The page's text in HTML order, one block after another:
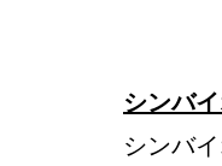
シンバ
シンバ